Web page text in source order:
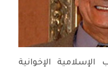
الإخوانية